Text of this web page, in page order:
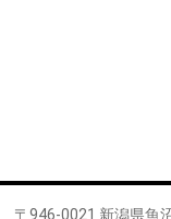
〒946-0021 新潟県魚